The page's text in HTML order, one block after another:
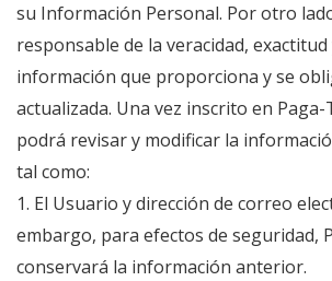
su Información Personal. Por otro
responsable de la veracidad, exactitud
información que proporciona y se
actualizada. Una vez inscrito en
podrá revisar y modificar la
tal como:
1. El Usuario y dirección de correo
embargo, para efectos de seguridad,
conservará la información anterior.